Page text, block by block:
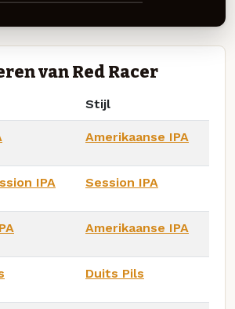
van Red Racer
Stijl
Amerikaanse IPA
IPA Session IPA
Amerikaanse IPA
Duits Pils